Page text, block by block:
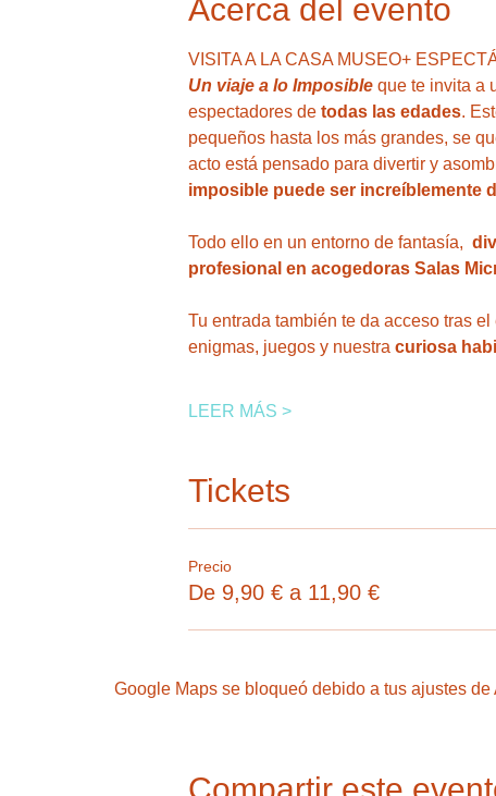
Acerca del evento
VISITA A LA CASA MUSEO+
Un viaje a lo Imposible que te invita a
espectadores de todas las edades.
pequeños hasta los más grandes, se
acto está pensado para divertir y
imposible puede ser increíblemente
Todo ello en un entorno de fantasía,
profesional en acogedoras Salas
Tu entrada también te da acceso tras el
enigmas, juegos y nuestra curiosa
LEER MÁS >
Tickets
Precio
De 9,90 € a 11,90 €
Google Maps se bloqueó debido a tus ajustes
Compartir este